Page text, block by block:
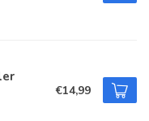
€14,99